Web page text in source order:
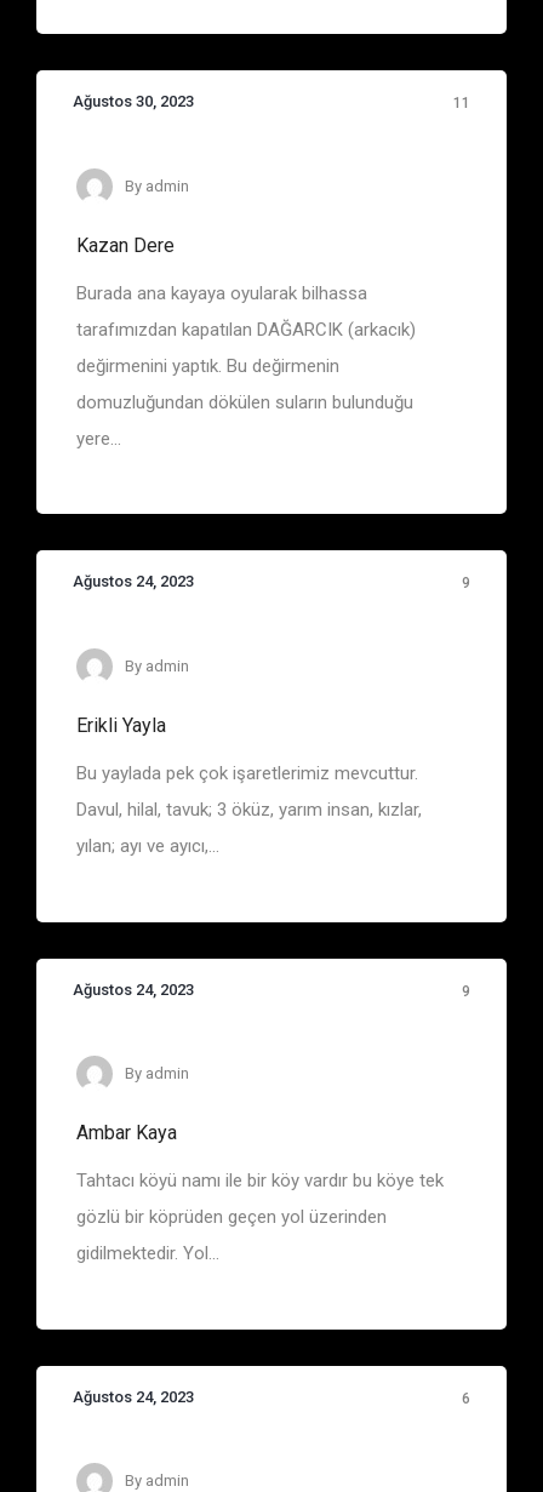
Ağustos 30, 2023 11
Eşkiya Belgelerinde Adı Geçen Bölge ve Yerler
By admin
Kazan Dere
Burada ana kayaya oyularak bilhassa
tarafımızdan kapatılan DAĞARCIK (arkacık)
değirmenini yaptık. Bu değirmenin
domuzluğundan dökülen suların bulunduğu
yere...
Ağustos 24, 2023 9
Eşkiya Belgelerinde Adı Geçen Bölge ve Yerler
By admin
Erikli Yayla
Bu yaylada pek çok işaretlerimiz mevcuttur.
Davul, hilal, tavuk; 3 öküz, yarım insan, kızlar,
yılan; ayı ve ayıcı,...
Ağustos 24, 2023 9
By admin
Ambar Kaya
Tahtacı köyü namı ile bir köy vardır bu köye tek
gözlü bir köprüden geçen yol üzerinden
gidilmektedir. Yol...
Ağustos 24, 2023 6
By admin